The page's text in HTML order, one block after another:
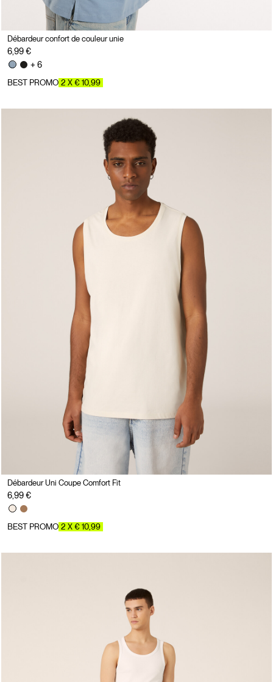
Débardeur confort de couleur unie
6,99 €
+ 6
BEST PROMO 2 X € 10,99
Débardeur Uni Coupe Comfort Fit
6,99 €
BEST PROMO 2 X € 10,99